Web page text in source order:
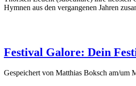
Hymnen aus den vergangenen Jahren
Festival Galore: Dein
Gespeichert von Matthias Boksch am/um